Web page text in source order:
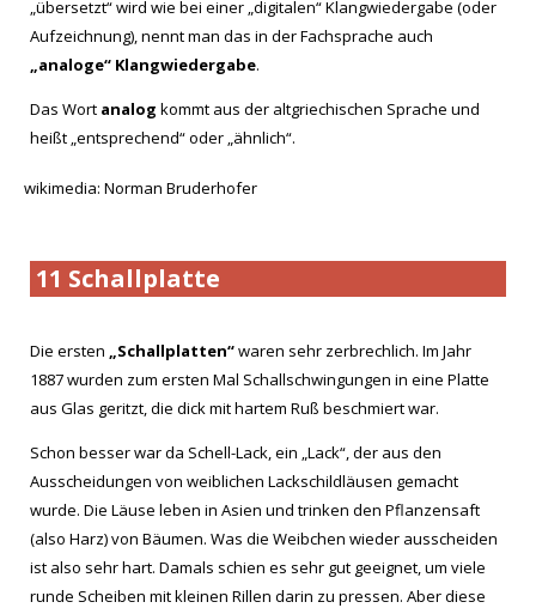
„übersetzt“ wird wie bei einer „digitalen“ Klangwiedergabe (oder
Aufzeichnung), nennt man das in der Fachsprache auch
„analoge“ Klangwiedergabe.
Das Wort analog kommt aus der altgriechischen Sprache und
heißt „entsprechend“ oder „ähnlich“.
wikimedia: Norman Bruderhofer
11 Schallplatte
Die ersten „Schallplatten“waren sehr zerbrechlich. Im Jahr
1887 wurden zum ersten Mal Schallschwingungen in eine Platte
aus Glas geritzt, die dick mit hartem Ruß beschmiert war.
Schon besser war da Schell-Lack, ein „Lack“, der aus den
Ausscheidungen von weiblichen Lackschildläusen gemacht
wurde. Die Läuse leben in Asien und trinken den Pflanzensaft
(also Harz) von Bäumen. Was die Weibchen wieder ausscheiden
ist also sehr hart. Damals schien es sehr gut geeignet, um viele
runde Scheiben mit kleinen Rillen darin zu pressen. Aber diese